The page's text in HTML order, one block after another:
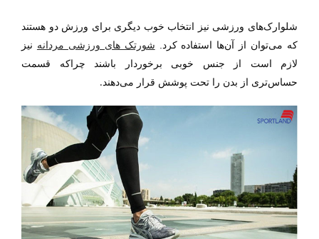
شلوارک‌های ورزشی نیز انتخاب خوب دیگری برای ورزش دو هستند
که می‌توان از آن‌ها استفاده کرد. شورتک های ورزشی مردانه نیز
لازم است از جنس خوبی برخوردار باشند چراکه قسمت
حساس‌تری از بدن را تحت پوشش قرار می‌دهند.